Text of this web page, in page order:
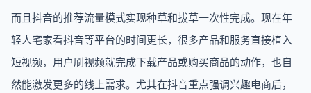
而且抖音的推荐流量模式实现种草和拔草一次性完成。现在年
轻人宅家看抖音等平台的时间更长，很多产品和服务直接植入
短视频，用户刷视频就完成下载产品或购买商品的动作，也自
然能激发更多的线上需求。尤其在抖音重点强调兴趣电商后，